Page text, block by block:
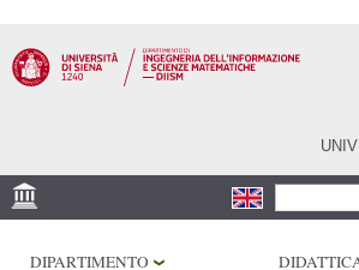
contenuto
principale
Form
DIPARTIMENTO